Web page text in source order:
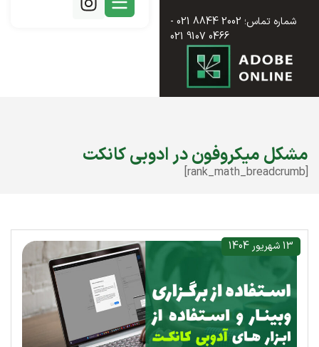
شماره تماس؛ 2002 8844 021 -
0466 9107 021
مشکل میکروفون در ادوبی کانکت
[rank_math_breadcrumb]
13 شهریور 1404